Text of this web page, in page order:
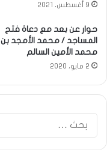
9 أغسطس، 2021
حوار عن بعد مع دعاة فتح
المساجد / محمد الأمجد بن
محمد الأمين السالم
2 مايو، 2020